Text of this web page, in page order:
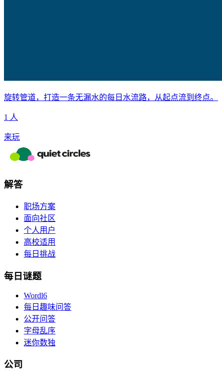
旋转管道，打造一条无漏水的每日水流路，从起点流到终点。
1 人
来玩
解答
职场方案
面向社区
个人用户
高校适用
每日挑战
每日谜题
Wordl6
每日趣味问答
公开问答
字母乱序
迷你数独
公司